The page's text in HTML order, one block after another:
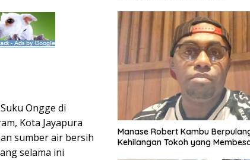
Ongge di
Kota Jayapura
sumber air bersih
selama ini
Manase Robert Kambu
Kehilangan Tokoh yang